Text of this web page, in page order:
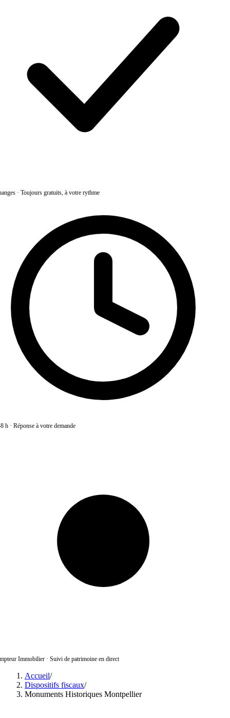
·Toujours gratuits, à votre rythme
h·Réponse à votre demande
Immobilier·Suivi de patrimoine en direct
Accueil/
Dispositifs fiscaux/
Monuments Historiques Montpellier